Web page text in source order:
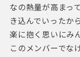
なの熱量が高まっ
き込んでいったか
楽に抱く思いにみ
このメンバーでな